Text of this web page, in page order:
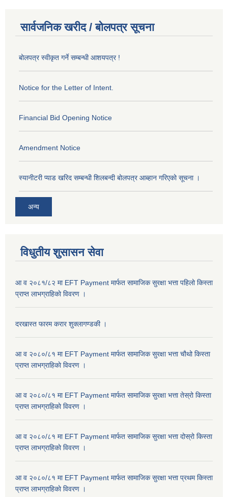
सार्वजनिक खरीद / बोलपत्र सूचना
बोलपत्र स्वीकृत गर्ने सम्बन्धी आशयपत्र !
Notice for the Letter of Intent.
Financial Bid Opening Notice
Amendment Notice
स्यानीटरी प्याड खरिद सम्बन्धी शिलबन्दी बोलपत्र आब्हान गरिएको सूचना ।
अन्य
विधुतीय शुसासन सेवा
आ व २०८१/८२ मा EFT Payment मार्फत सामाजिक सुरक्षा भत्ता पहिलो किस्ता
प्राप्त लाभग्राहिकाे विवरण ।
दरखास्त फारम करार शुक्लागण्डकी ।
आ व २०८०/८१ मा EFT Payment मार्फत सामाजिक सुरक्षा भत्ता चौथो किस्ता
प्राप्त लाभग्राहिकाे विवरण ।
आ व २०८०/८१ मा EFT Payment मार्फत सामाजिक सुरक्षा भत्ता तेस्रो किस्ता
प्राप्त लाभग्राहिकाे विवरण ।
आ व २०८०/८१ मा EFT Payment मार्फत सामाजिक सुरक्षा भत्ता दोस्रो किस्ता
प्राप्त लाभग्राहिकाे विवरण ।
आ व २०८०/८१ मा EFT Payment मार्फत सामाजिक सुरक्षा भत्ता प्रथम किस्ता
प्राप्त लाभग्राहिकाे विवरण ।